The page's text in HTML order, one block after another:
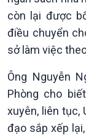
Tin Chính trị
Chính phủ với
Quốc hội với cử tri
Xây dựng đảng
Đảng trong cuộc
Nhận diện sự thật
Pháp luật và đời
còn lại được
điều chuyển
sở làm việc
Ông Nguyễn
Phòng cho
xuyên, liên tục,
đạo sắp xếp